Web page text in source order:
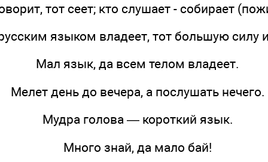
тот сеет; кто слушает - собирает
языком владеет, тот большую силу
Мал язык, да всем телом владеет.
Мелет день до вечера, а послушать нечего.
Мудра голова — короткий язык.
Много знай, да мало бай!